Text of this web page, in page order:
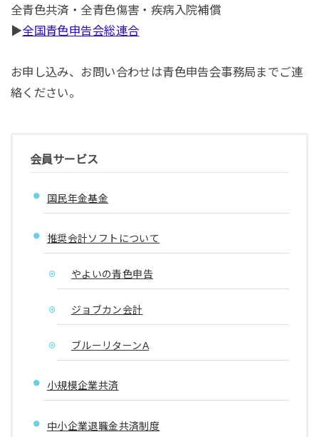
全青色共済・全青色傷害・疾病入院補償
▶全国青色申告会総連合
お申し込み、お問い合わせは青色申告会事務局までご連
絡ください。
会員サービス
国民年金基金
推奨会計ソフトについて
やよいの青色申告
ジョブカン会計
ブルーリターンA
小規模企業共済
中小企業退職金共済制度